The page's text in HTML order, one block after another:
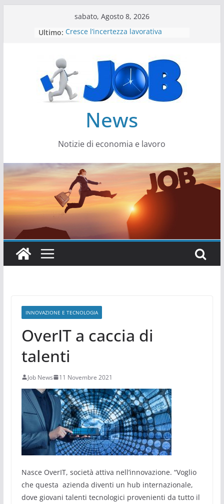
sabato, Agosto 8, 2026
Ultimo: Cresce l’incertezza lavorativa
Il settore energy cambia veste
Servono più sustainability data
architect
News
Notizie di economia e lavoro
INNOVAZIONE E TECNOLOGIA
OverIT a caccia di
talenti
Job News 11 Novembre 2021
Nasce OverIT, società attiva nell’innovazione. “Voglio
che questa azienda diventi un hub internazionale,
dove giovani talenti tecnologici provenienti da tutto il